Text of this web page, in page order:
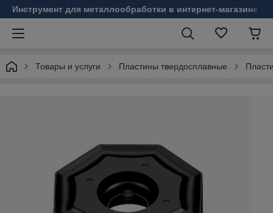
Инструмент для металлообработки в интернет-магазине
Товары и услуги Пластины твердосплавные